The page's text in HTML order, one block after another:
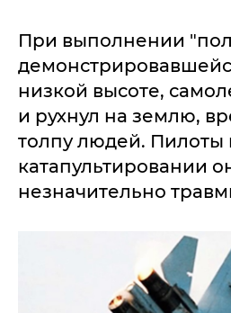
При выполнении
низкой высоте,
и рухнул на землю,
толпу людей.
катапультировании
незначительно